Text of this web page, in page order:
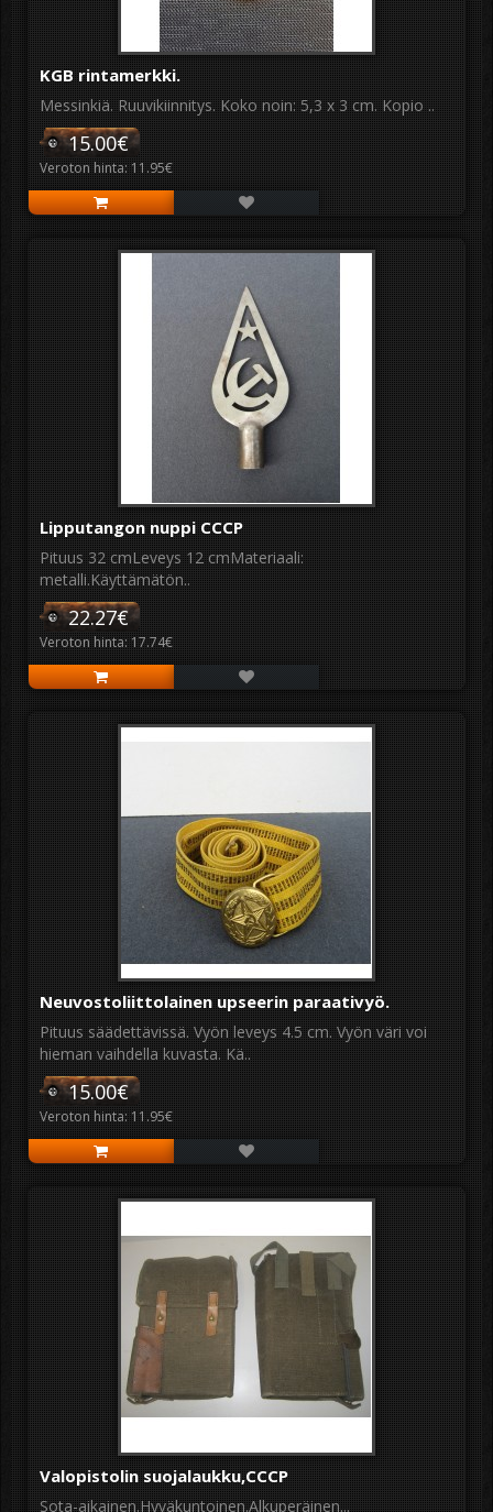
KGB rintamerkki.
Messinkiä. Ruuvikiinnitys. Koko noin: 5,3 x 3 cm. Kopio ..
15.00€
Veroton hinta: 11.95€
Lipputangon nuppi CCCP
Pituus 32 cmLeveys 12 cmMateriaali:
metalli.Käyttämätön..
22.27€
Veroton hinta: 17.74€
Neuvostoliittolainen upseerin paraativyö.
Pituus säädettävissä. Vyön leveys 4.5 cm. Vyön väri voi
hieman vaihdella kuvasta. Kä..
15.00€
Veroton hinta: 11.95€
Valopistolin suojalaukku,CCCP
Sota-aikainen.Hyväkuntoinen.Alkuperäinen...